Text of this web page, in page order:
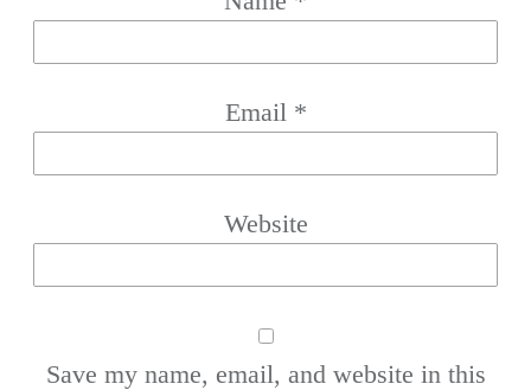
Email *
Website
Save my name, email, and website in this